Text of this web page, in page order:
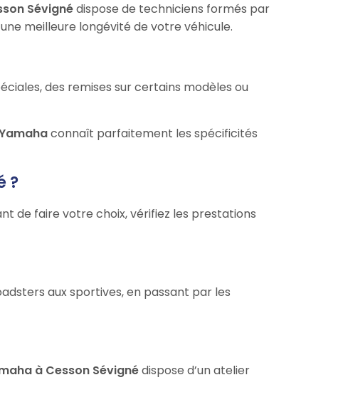
Sévignédispose de techniciens formés par
meilleure longévité de votre véhicule.
des remises sur certains modèles ou
connaît parfaitement les spécificités
?
de faire votre choix, vérifiez les prestations
aux sportives, en passant par les
à Cesson Sévignédispose d’un atelier